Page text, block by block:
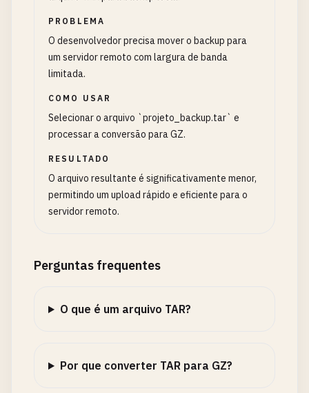
PROBLEMA
O desenvolvedor precisa mover o backup para
um servidor remoto com largura de banda
limitada.
COMO USAR
Selecionar o arquivo `projeto_backup.tar` e
processar a conversão para GZ.
RESULTADO
O arquivo resultante é significativamente menor,
permitindo um upload rápido e eficiente para o
servidor remoto.
Perguntas frequentes
O que é um arquivo TAR?
Por que converter TAR para GZ?